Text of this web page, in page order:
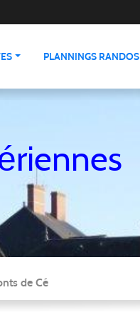
PLANNINGS RANDOS
de Cé